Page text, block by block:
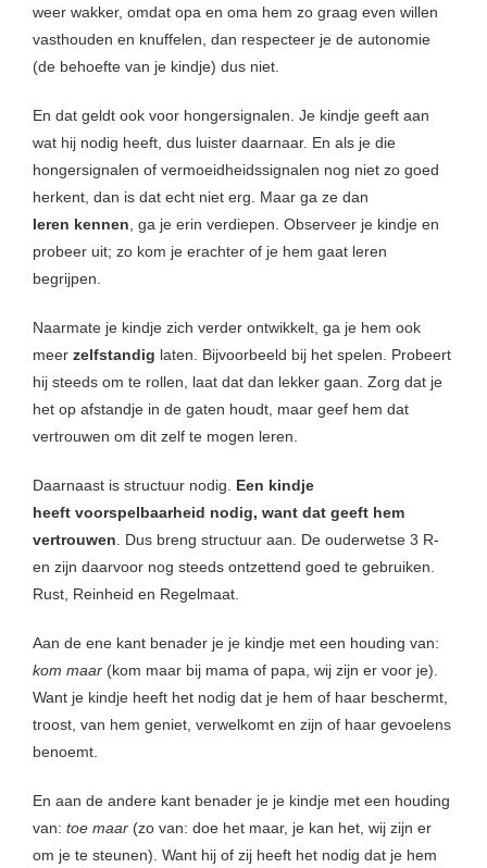
weer wakker, omdat opa en oma hem zo graag even willen
vasthouden en knuffelen, dan respecteer je de autonomie
(de behoefte van je kindje) dus niet.
En dat geldt ook voor hongersignalen. Je kindje geeft aan
wat hij nodig heeft, dus luister daarnaar. En als je die
hongersignalen of vermoeidheidssignalen nog niet zo goed
herkent, dan is dat echt niet erg. Maar ga ze dan
leren kennen , ga je erin verdiepen. Observeer je kindje en
probeer uit; zo kom je erachter of je hem gaat leren
begrijpen.
Naarmate je kindje zich verder ontwikkelt, ga je hem ook
meer zelfstandig laten. Bijvoorbeeld bij het spelen. Probeert
hij steeds om te rollen, laat dat dan lekker gaan. Zorg dat je
het op afstandje in de gaten houdt, maar geef hem dat
vertrouwen om dit zelf te mogen leren.
Daarnaast is structuur nodig. Een kindje
heeft voorspelbaarheid nodig, want dat geeft hem
vertrouwen . Dus breng structuur aan. De ouderwetse 3 R-
en zijn daarvoor nog steeds ontzettend goed te gebruiken.
Rust, Reinheid en Regelmaat.
Aan de ene kant benader je je kindje met een houding van:
kom maar (kom maar bij mama of papa, wij zijn er voor je).
Want je kindje heeft het nodig dat je hem of haar beschermt,
troost, van hem geniet, verwelkomt en zijn of haar gevoelens
benoemt.
En aan de andere kant benader je je kindje met een houding
van: toe maar (zo van: doe het maar, je kan het, wij zijn er
om je te steunen). Want hij of zij heeft het nodig dat je hem